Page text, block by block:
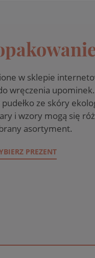
w sklepie
wręczenia
ze skóry
i wzory mogą się
asortyment.
PREZENT